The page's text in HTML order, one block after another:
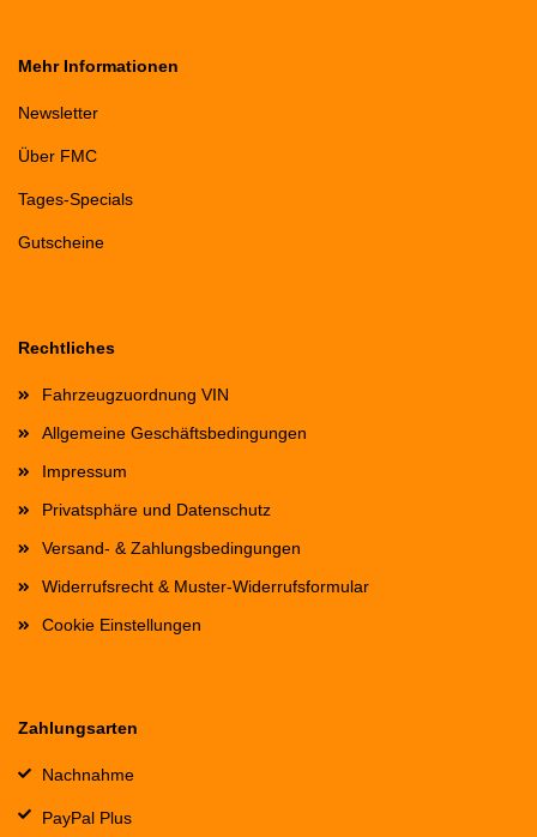
Mehr Informationen
Newsletter
Über FMC
Tages-Specials
Gutscheine
Rechtliches
Fahrzeugzuordnung VIN
Allgemeine Geschäftsbedingungen
Impressum
Privatsphäre und Datenschutz
Versand- & Zahlungsbedingungen
Widerrufsrecht & Muster-Widerrufsformular
Cookie Einstellungen
Zahlungsarten
Nachnahme
PayPal Plus